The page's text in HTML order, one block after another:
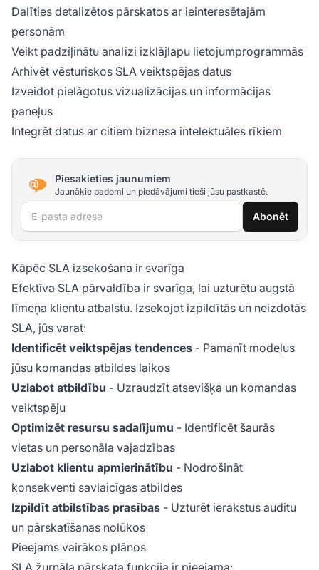
Dalīties detalizētos pārskatos ar ieinteresētajām
personām
Veikt padziļinātu analīzi izklājlapu lietojumprogrammās
Arhivēt vēsturiskos SLA veiktspējas datus
Izveidot pielāgotus vizualizācijas un informācijas
paneļus
Integrēt datus ar citiem biznesa intelektuāles rīkiem
Piesakieties jaunumiem
Jaunākie padomi un piedāvājumi tieši jūsu pastkastē.
E-pasta adrese Abonēt
Kāpēc SLA izsekošana ir svarīga
Efektīva SLA pārvaldība ir svarīga, lai uzturētu augstā
līmeņa klientu atbalstu. Izsekojot izpildītās un neizdotās
SLA, jūs varat:
Identificēt veiktspējas tendences - Pamanīt modeļus
jūsu komandas atbildes laikos
Uzlabot atbildību - Uzraudzīt atsevišķa un komandas
veiktspēju
Optimizēt resursu sadalījumu - Identificēt šaurās
vietas un personāla vajadzības
Uzlabot klientu apmierinātību - Nodrošināt
konsekventi savlaicīgas atbildes
Izpildīt atbilstības prasības - Uzturēt ierakstus auditu
un pārskatīšanas nolūkos
Pieejams vairākos plānos